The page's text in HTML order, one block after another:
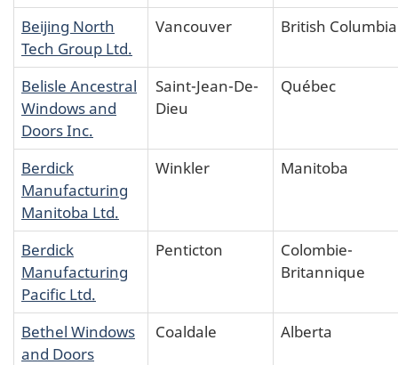
Beijing North
Tech Group Ltd.
Vancouver British Columbia
Belisle Ancestral
Windows and
Doors Inc.
Saint-Jean-De-
Dieu
Québec
Berdick
Manufacturing
Manitoba Ltd.
Winkler Manitoba
Berdick
Manufacturing
Pacific Ltd.
Penticton
Colombie-
Britannique
Bethel Windows
and Doors
Coaldale Alberta